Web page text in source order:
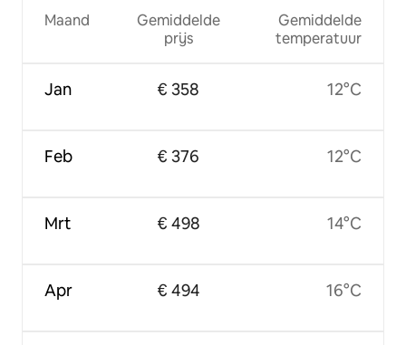
Maand
Jan
Feb
Mrt
Apr
Gemiddelde
prijs
€ 358
€ 376
€ 498
€ 494
Gemiddelde
temperatuur
12°C
12°C
14°C
16°C